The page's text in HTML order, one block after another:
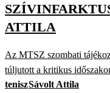
ATTILA
Az MTSZ szombati
túljutott a kritikus
teniszSávolt Attila